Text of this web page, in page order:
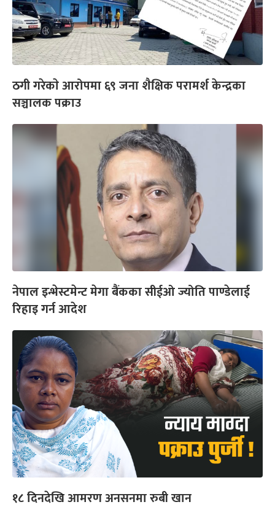
ठगी गरेकाे आरोपमा ६९ जना शैक्षिक परामर्श केन्द्रका
सञ्चालक पक्राउ
नेपाल इन्भेस्टमेन्ट मेगा बैंकका सीईओ ज्योति पाण्डेलाई
रिहाइ गर्न आदेश
१८ दिनदेखि आमरण अनसनमा रुबी खान